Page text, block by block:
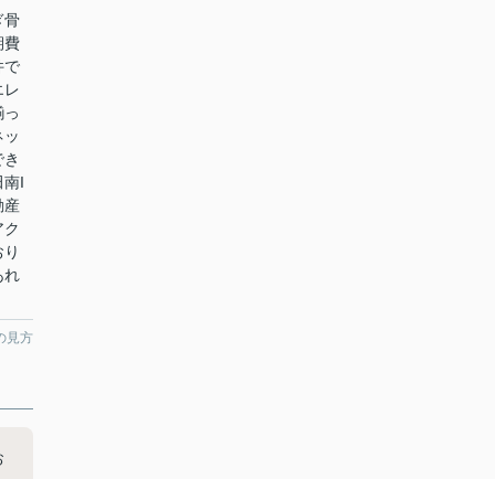
骨
費
で
レ
南I
産
れ
見方